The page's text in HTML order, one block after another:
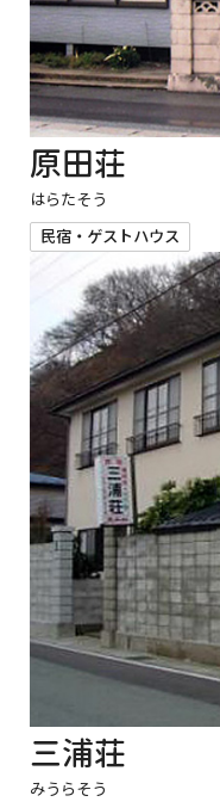
原田荘
はらたそう
民宿・ゲストハウス
三浦荘
みうらそう